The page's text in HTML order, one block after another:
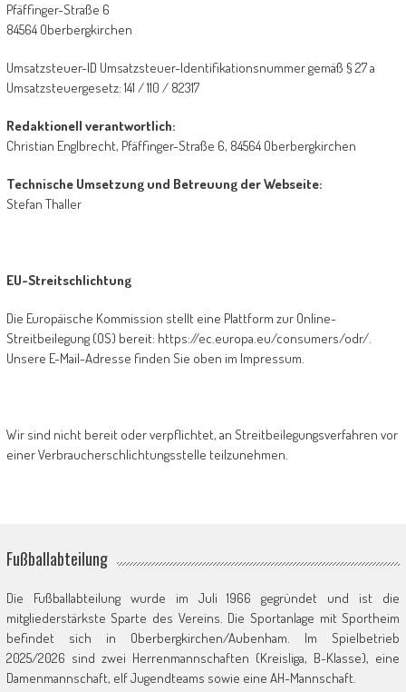
Pfäffinger-Straße 6
84564 Oberbergkirchen
Umsatzsteuer-ID Umsatzsteuer-Identifikationsnummer gemäß § 27 a
Umsatzsteuergesetz: 141 / 110 / 82317
Redaktionell verantwortlich:
Christian Englbrecht, Pfäffinger-Straße 6, 84564 Oberbergkirchen
Technische Umsetzung und Betreuung der Webseite:
Stefan Thaller
EU-Streitschlichtung
Die Europäische Kommission stellt eine Plattform zur Online-
Streitbeilegung (OS) bereit: https://ec.europa.eu/consumers/odr/.
Unsere E-Mail-Adresse finden Sie oben im Impressum.
Wir sind nicht bereit oder verpflichtet, an Streitbeilegungsverfahren vor
einer Verbraucherschlichtungsstelle teilzunehmen.
Fußballabteilung
Die Fußballabteilung wurde im Juli 1966 gegründet und ist die
mitgliederstärkste Sparte des Vereins. Die Sportanlage mit Sportheim
befindet sich in Oberbergkirchen/Aubenham. Im Spielbetrieb
2025/2026 sind zwei Herrenmannschaften (Kreisliga, B-Klasse), eine
Damenmannschaft, elf Jugendteams sowie eine AH-Mannschaft.